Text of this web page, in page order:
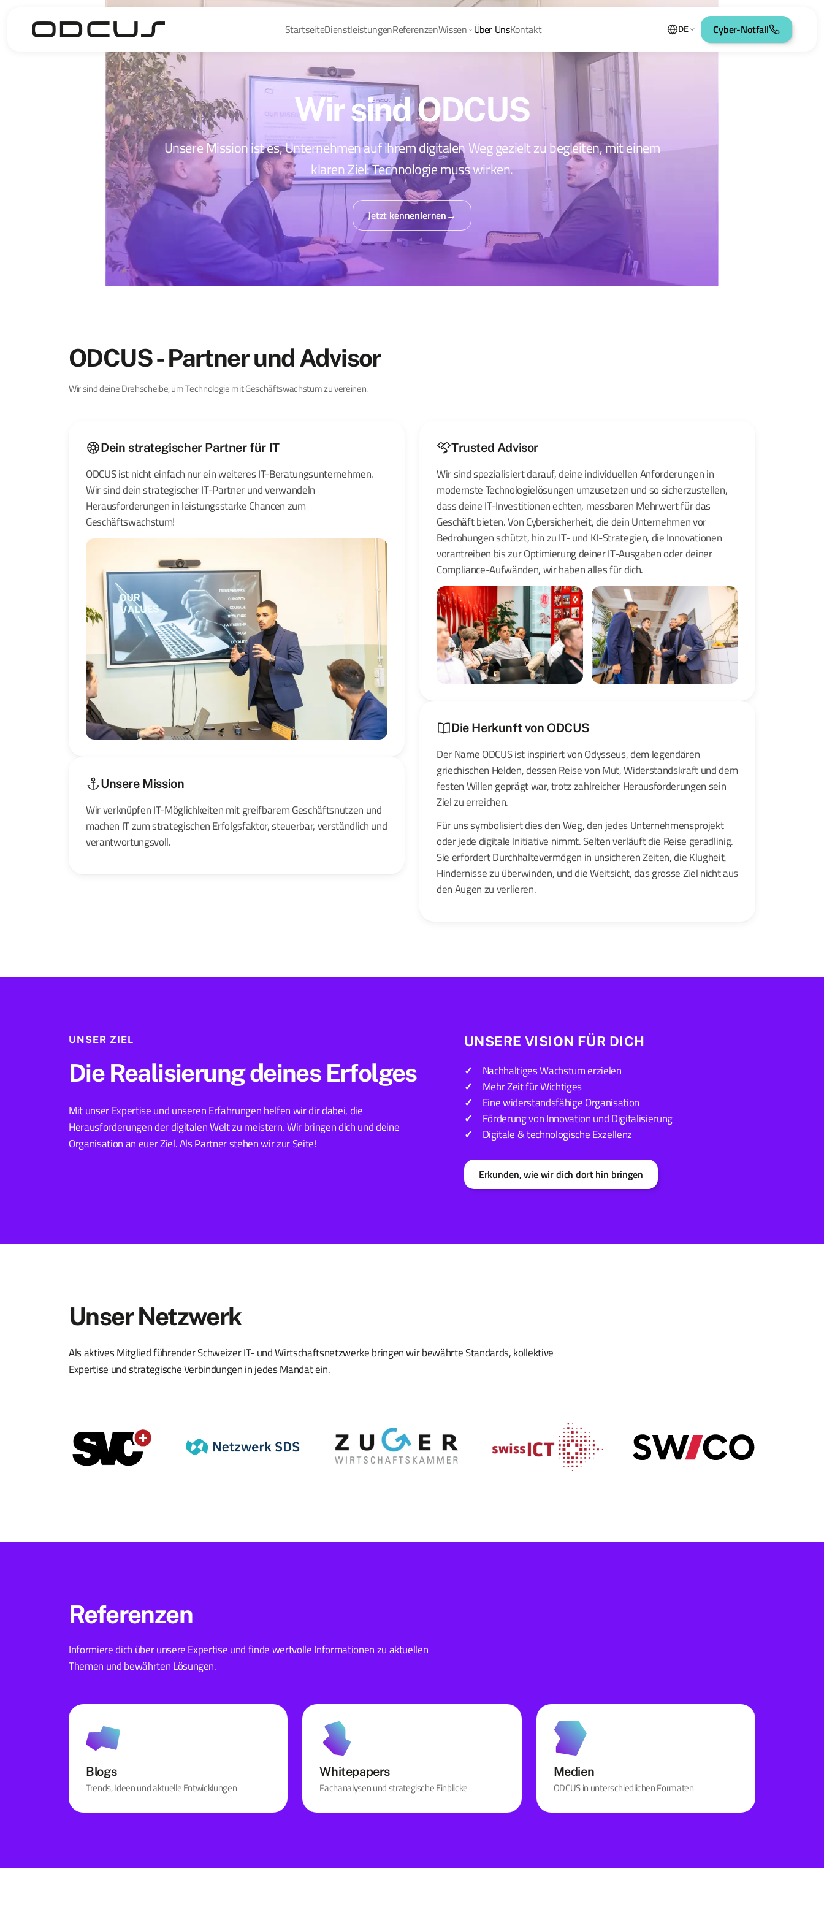
StartseiteDienstleistungenReferenzenWissen Über UnsKontakt DE Cyber-Notfall
Wir sind ODCUS
Unsere Mission ist es, Unternehmen auf ihrem digitalen Weg gezielt zu begleiten, mit einem
klaren Ziel: Technologie muss wirken.
Jetzt kennenlernen→
ODCUS - Partner und Advisor
Wir sind deine Drehscheibe, um Technologie mit Geschäftswachstum zu vereinen.
Dein strategischer Partner für IT
ODCUS ist nicht einfach nur ein weiteres IT-Beratungsunternehmen.
Wir sind dein strategischer IT-Partner und verwandeln
Herausforderungen in leistungsstarke Chancen zum
Geschäftswachstum!
Unsere Mission
Wir verknüpfen IT-Möglichkeiten mit greifbarem Geschäftsnutzen und
machen IT zum strategischen Erfolgsfaktor, steuerbar, verständlich und
verantwortungsvoll.
Trusted Advisor
Wir sind spezialisiert darauf, deine individuellen Anforderungen in
modernste Technologielösungen umzusetzen und so sicherzustellen,
dass deine IT-Investitionen echten, messbaren Mehrwert für das
Geschäft bieten. Von Cybersicherheit, die dein Unternehmen vor
Bedrohungen schützt, hin zu IT- und KI-Strategien, die Innovationen
vorantreiben bis zur Optimierung deiner IT-Ausgaben oder deiner
Compliance-Aufwänden, wir haben alles für dich.
Die Herkunft von ODCUS
Der Name ODCUS ist inspiriert von Odysseus, dem legendären
griechischen Helden, dessen Reise von Mut, Widerstandskraft und dem
festen Willen geprägt war, trotz zahlreicher Herausforderungen sein
Ziel zu erreichen.
Für uns symbolisiert dies den Weg, den jedes Unternehmensprojekt
oder jede digitale Initiative nimmt. Selten verläuft die Reise geradlinig.
Sie erfordert Durchhaltevermögen in unsicheren Zeiten, die Klugheit,
Hindernisse zu überwinden, und die Weitsicht, das grosse Ziel nicht aus
den Augen zu verlieren.
UNSER ZIEL
Die Realisierung deines Erfolges
Mit unser Expertise und unseren Erfahrungen helfen wir dir dabei, die
Herausforderungen der digitalen Welt zu meistern. Wir bringen dich und deine
Organisation an euer Ziel. Als Partner stehen wir zur Seite!
UNSERE VISION FÜR DICH
Nachhaltiges Wachstum erzielen
Mehr Zeit für Wichtiges
Eine widerstandsfähige Organisation
Förderung von Innovation und Digitalisierung
Digitale & technologische Exzellenz
Erkunden, wie wir dich dort hin bringen
Unser Netzwerk
Als aktives Mitglied führender Schweizer IT- und Wirtschaftsnetzwerke bringen wir bewährte Standards, kollektive
Expertise und strategische Verbindungen in jedes Mandat ein.
Referenzen
Informiere dich über unsere Expertise und finde wertvolle Informationen zu aktuellen
Themen und bewährten Lösungen.
Blogs
Trends, Ideen und aktuelle Entwicklungen
Whitepapers
Fachanalysen und strategische Einblicke
Medien
ODCUS in unterschiedlichen Formaten